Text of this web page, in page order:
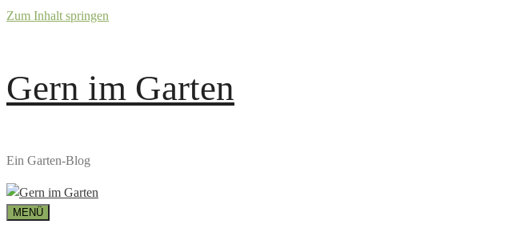
Zum Inhalt springen
Gern im Garten
Ein Garten-Blog
MENÜ